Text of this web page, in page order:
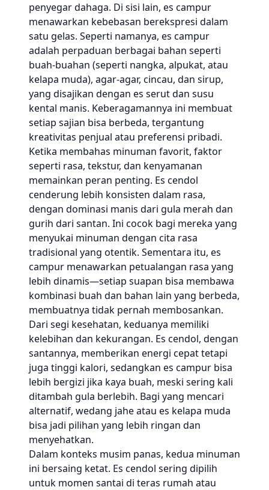
penyegar dahaga. Di sisi lain, es campur
menawarkan kebebasan berekspresi dalam
satu gelas. Seperti namanya, es campur
adalah perpaduan berbagai bahan seperti
buah-buahan (seperti nangka, alpukat, atau
kelapa muda), agar-agar, cincau, dan sirup,
yang disajikan dengan es serut dan susu
kental manis. Keberagamannya ini membuat
setiap sajian bisa berbeda, tergantung
kreativitas penjual atau preferensi pribadi.
Ketika membahas minuman favorit, faktor
seperti rasa, tekstur, dan kenyamanan
memainkan peran penting. Es cendol
cenderung lebih konsisten dalam rasa,
dengan dominasi manis dari gula merah dan
gurih dari santan. Ini cocok bagi mereka yang
menyukai minuman dengan cita rasa
tradisional yang otentik. Sementara itu, es
campur menawarkan petualangan rasa yang
lebih dinamis—setiap suapan bisa membawa
kombinasi buah dan bahan lain yang berbeda,
membuatnya tidak pernah membosankan.
Dari segi kesehatan, keduanya memiliki
kelebihan dan kekurangan. Es cendol, dengan
santannya, memberikan energi cepat tetapi
juga tinggi kalori, sedangkan es campur bisa
lebih bergizi jika kaya buah, meski sering kali
ditambah gula berlebih. Bagi yang mencari
alternatif, wedang jahe atau es kelapa muda
bisa jadi pilihan yang lebih ringan dan
menyehatkan.
Dalam konteks musim panas, kedua minuman
ini bersaing ketat. Es cendol sering dipilih
untuk momen santai di teras rumah atau